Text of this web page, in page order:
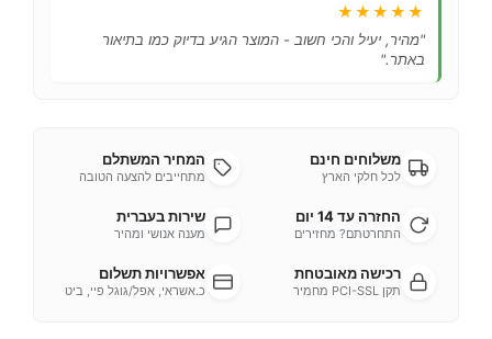
★★★★★
"מהיר, יעיל והכי חשוב - המוצר הגיע בדיוק כמו בתיאור
באתר."
משלוחים חינם
לכל חלקי הארץ
המחיר המשתלם
מתחייבים להצעה הטובה
החזרה עד 14 יום
התחרטתם? מחזירים
שירות בעברית
מענה אנושי ומהיר
רכישה מאובטחת
תקן PCI-SSL מחמיר
אפשרויות תשלום
כ.אשראי, אפל/גוגל פיי, ביט